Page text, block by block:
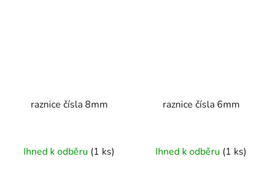
raznice čísla 8mm
Ihned k odběru (1 ks)
raznice čísla 6mm
Ihned k odběru (1 ks)